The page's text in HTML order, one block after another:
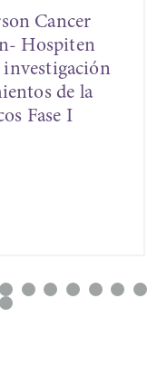
La
Center
Proyecto
la
oncológico